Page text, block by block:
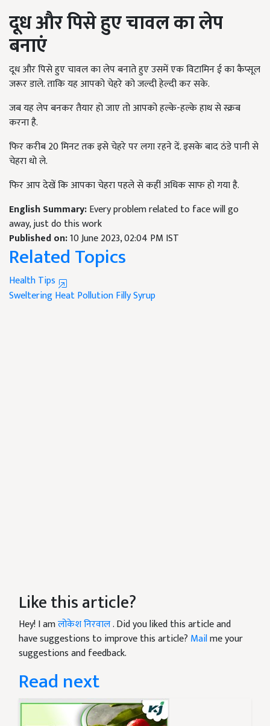
दूध और पिसे हुए चावल का लेप
बनाएं
दूध और पिसे हुए चावल का लेप बनाते हुए उसमें एक विटामिन ई का कैप्सूल
जरूर डाले. ताकि यह आपको चेहरे को जल्दी हेल्दी कर सके.
जब यह लेप बनकर तैयार हो जाए तो आपको हल्के-हल्के हाथ से स्क्रब
करना है.
फिर करीब 20मिनट तक इसे चेहरे पर लगा रहने दें. इसके बाद ठंडे पानी से
चेहरा धो ले.
फिर आप देखें कि आपका चेहरा पहले से कहीं अधिक साफ हो गया है.
English Summary:Every problem related to face will go
away, just do this work
Published on:10 June 2023, 02:04 PM IST
Related Topics
Health Tips
Sweltering HeatPollutionFilly Syrup
Like this article?
Hey! I amलोकेश निरवाल. Did you liked this article and
have suggestions to improve this article? Mailme your
suggestions and feedback.
Read next